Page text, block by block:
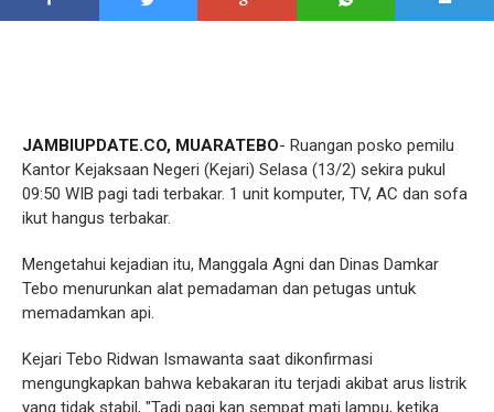
JAMBIUPDATE.CO, MUARATEBO- Ruangan posko pemilu
Kantor Kejaksaan Negeri (Kejari) Selasa (13/2) sekira pukul
09:50 WIB pagi tadi terbakar. 1 unit komputer, TV, AC dan sofa
ikut hangus terbakar.
Mengetahui kejadian itu, Manggala Agni dan Dinas Damkar
Tebo menurunkan alat pemadaman dan petugas untuk
memadamkan api.
Kejari Tebo Ridwan Ismawanta saat dikonfirmasi
mengungkapkan bahwa kebakaran itu terjadi akibat arus listrik
yang tidak stabil, "Tadi pagi kan sempat mati lampu, ketika